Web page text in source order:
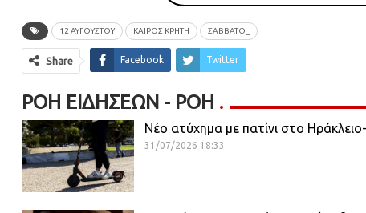
12 ΑΥΓΟΥΣΤΟΥ ΚΑΙΡΟΣ ΚΡΗΤΗ ΣΑΒΒΑΤΟ_
Share Facebook Twitter
ΡΟΉ ΕΙΔΉΣΕΩΝ - ΡΟΗ
Νέο ατύχημα με πατίνι στο
31/07/2026 18:33